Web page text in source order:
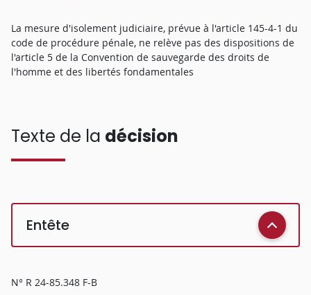
La mesure d'isolement judiciaire, prévue à l'article 145-4-1 du
code de procédure pénale, ne relève pas des dispositions de
l'article 5 de la Convention de sauvegarde des droits de
l'homme et des libertés fondamentales
Texte de la décision
Entête
N° R 24-85.348 F-B